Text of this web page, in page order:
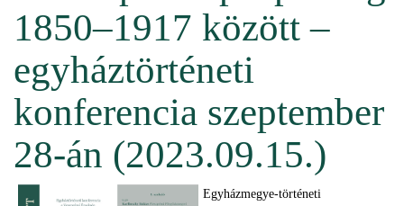
1850–1917 között –
egyháztörténeti
konferencia szeptember
28-án (2023.09.15.)
Egyházmegye-történeti